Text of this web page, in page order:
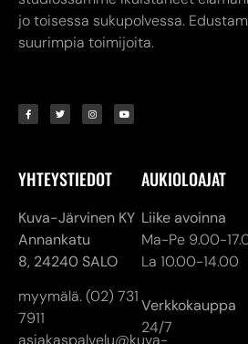
Kuva-Järvinen KY
Annankatu
myymälä. (02) 731
asiakaspalvelu@kuva-
jarvinen.com
Verkkokauppa
24/7
© ALL RIGHTS RESERVED